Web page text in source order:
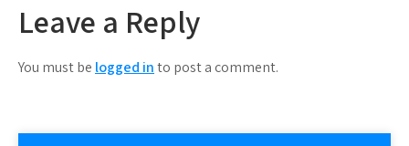
Leave a Reply
You must be logged into post a comment.